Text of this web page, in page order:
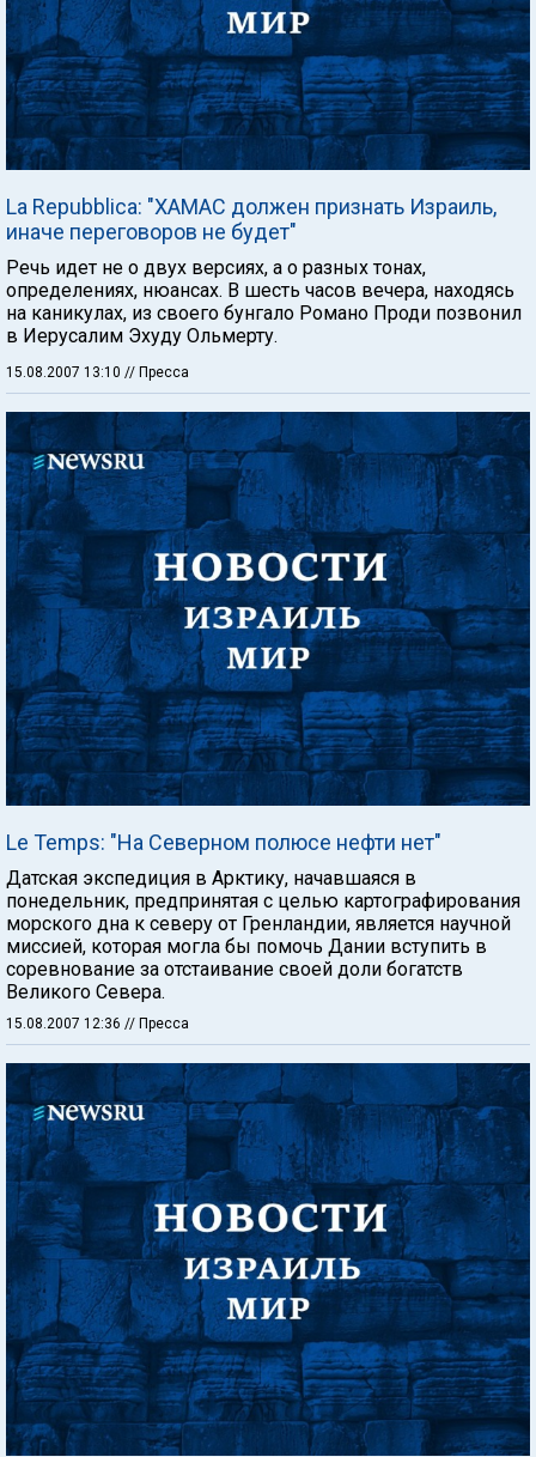
La Repubblica: "ХАМАС должен признать Израиль,
иначе переговоров не будет"
Речь идет не о двух версиях, а о разных тонах,
определениях, нюансах. В шесть часов вечера, находясь
на каникулах, из своего бунгало Романо Проди позвонил
в Иерусалим Эхуду Ольмерту.
15.08.2007 13:10 // Пресса
Le Temps: "На Северном полюсе нефти нет"
Датская экспедиция в Арктику, начавшаяся в
понедельник, предпринятая с целью картографирования
морского дна к северу от Гренландии, является научной
миссией, которая могла бы помочь Дании вступить в
соревнование за отстаивание своей доли богатств
Великого Севера.
15.08.2007 12:36 // Пресса